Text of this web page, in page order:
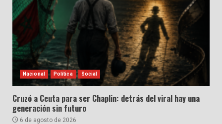
Nacional Política Social
Cruzó a Ceuta para ser Chaplin: detrás del viral hay una
generación sin futuro
6 de agosto de 2026